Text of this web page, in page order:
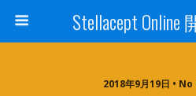
Stellacept
2018年9月19日 •